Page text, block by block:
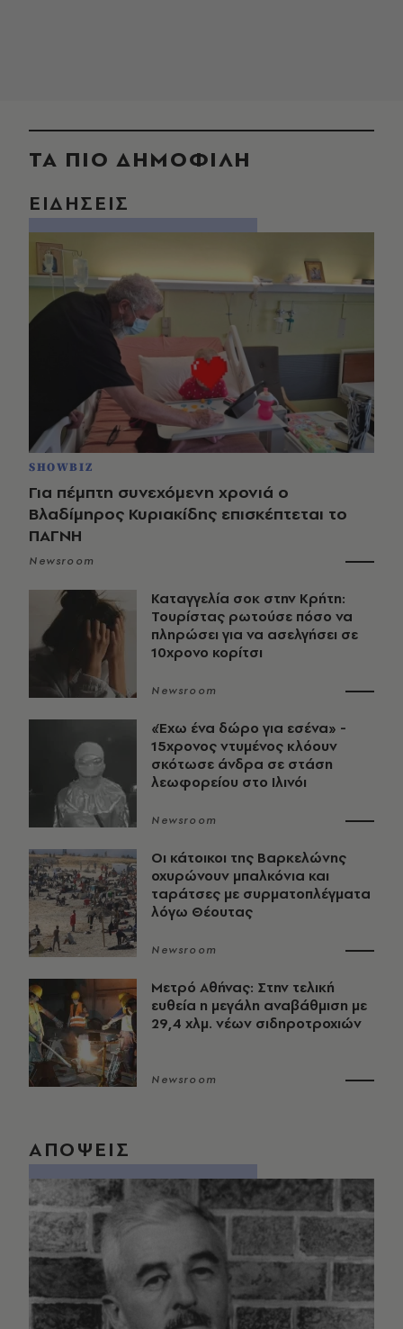
ΤΑ ΠΙΟ ΔΗΜΟΦΙΛΗ
ΕΙΔΗΣΕΙΣ
SHOWBIZ
Για πέμπτη συνεχόμενη χρονιά ο
Βλαδίμηρος Κυριακίδης επισκέπτεται το
ΠΑΓΝΗ
Newsroom
Καταγγελία σοκ στην Κρήτη:
Τουρίστας ρωτούσε πόσο να
πληρώσει για να ασελγήσει σε
10χρονο κορίτσι
Newsroom
«Έχω ένα δώρο για εσένα» -
15χρονος ντυμένος κλόουν
σκότωσε άνδρα σε στάση
λεωφορείου στο Ιλινόι
Newsroom
Οι κάτοικοι της Βαρκελώνης
οχυρώνουν μπαλκόνια και
ταράτσες με συρματοπλέγματα
λόγω Θέουτας
Newsroom
Μετρό Αθήνας: Στην τελική
ευθεία η μεγάλη αναβάθμιση με
29,4 χλμ. νέων σιδηροτροχιών
Newsroom
ΑΠΟΨΕΙΣ